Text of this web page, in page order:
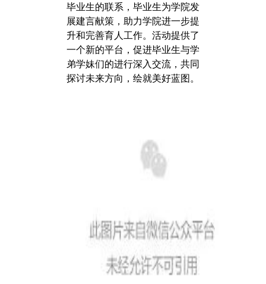
毕业生的联系，毕业生为学院发
展建言献策，助力学院进一步提
升和完善育人工作。活动提供了
一个新的平台，促进毕业生与学
弟学妹们的进行深入交流，共同
探讨未来方向，绘就美好蓝图。